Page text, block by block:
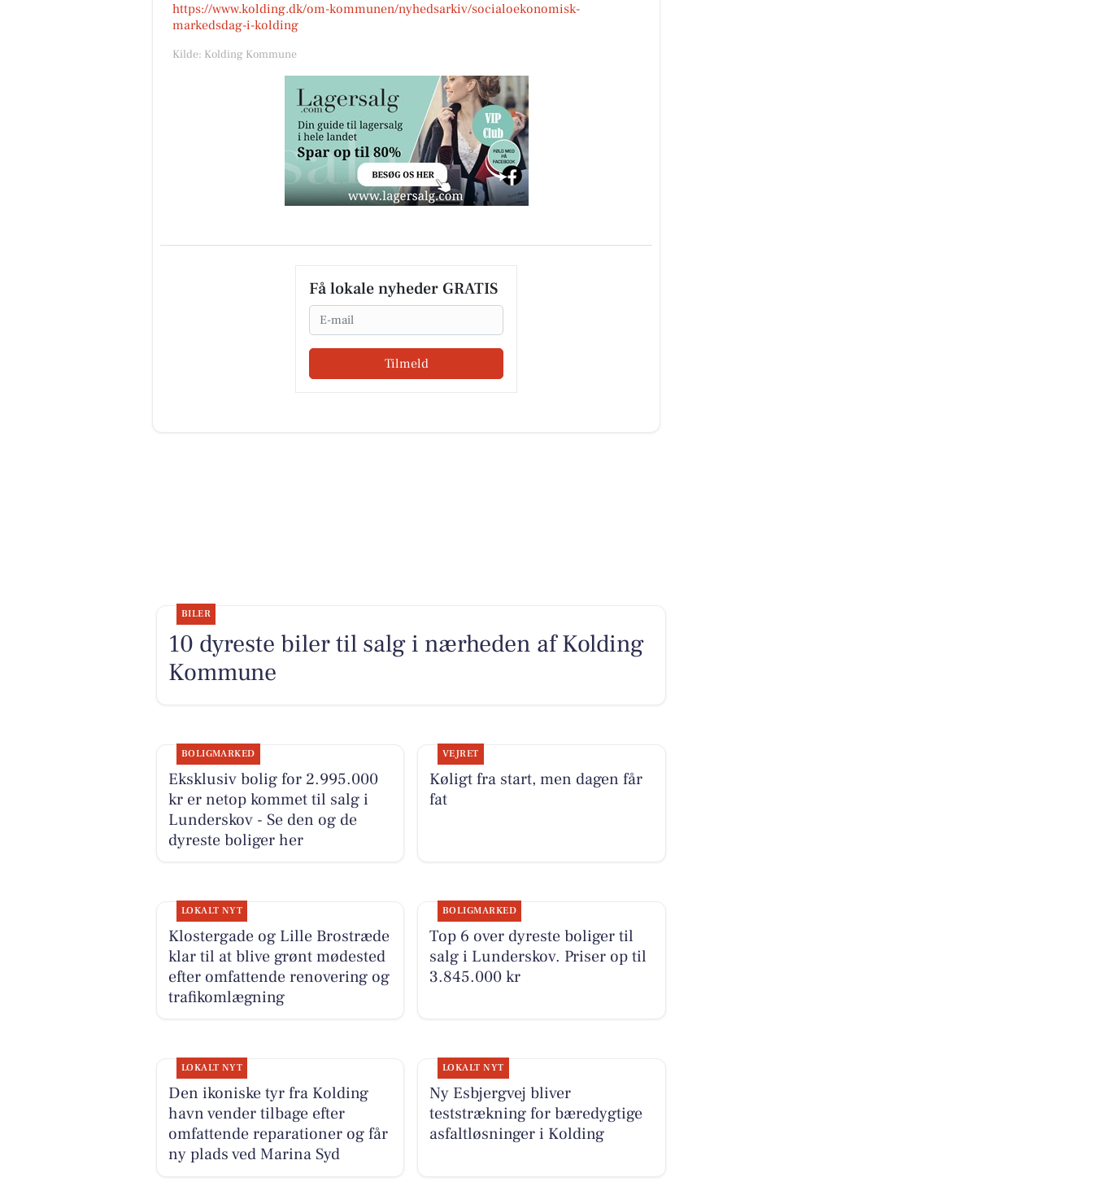
https://www.kolding.dk/om-kommunen/nyhedsarkiv/socialoekonomisk-
markedsdag-i-kolding
Kilde: Kolding Kommune
Få lokale nyheder GRATIS
Email
Tilmeld
BILER
10 dyreste biler til salg i nærheden af Kolding
Kommune
BOLIGMARKED
Eksklusiv bolig for 2.995.000
kr er netop kommet til salg i
Lunderskov - Se den og de
dyreste boliger her
VEJRET
Køligt fra start, men dagen får
fat
LOKALT NYT
Klostergade og Lille Brostræde
klar til at blive grønt mødested
efter omfattende renovering og
trafikomlægning
BOLIGMARKED
Top 6 over dyreste boliger til
salg i Lunderskov. Priser op til
3.845.000 kr
LOKALT NYT
Den ikoniske tyr fra Kolding
havn vender tilbage efter
omfattende reparationer og får
ny plads ved Marina Syd
LOKALT NYT
Ny Esbjergvej bliver
teststrækning for bæredygtige
asfaltløsninger i Kolding